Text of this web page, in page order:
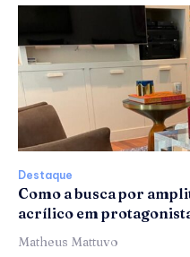
Destaque
Como a busca por
acrílico em
Matheus Mattuvo